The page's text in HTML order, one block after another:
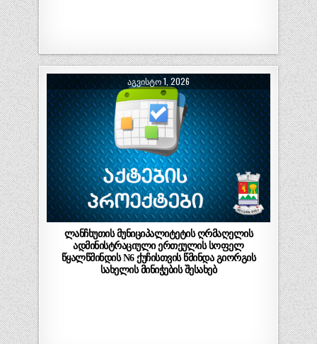
ᲐᲒᲕᲘᲡᲢᲝ 1, 2026
ლანჩხუთის მუნიციპალიტეტის ღრმაღელის
ადმინისტრაციული ერთეულის სოფელ
წყალწმინდის N6 ქუჩისთვის წმინდა გიორგის
სახელის მინიჭების შესახებ